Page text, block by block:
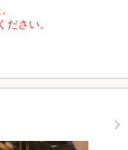
さい。